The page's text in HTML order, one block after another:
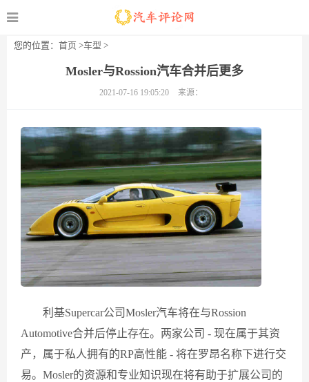
您的位置： 首页 >车型 >
Mosler与Rossion汽车合并后更多
2021-07-16 19:05:20 来源：
利基Supercar公司Mosler汽车将在与Rossion
Automotive合并后停止存在。两家公司 - 现在属于其资
产，属于私人拥有的RP高性能 - 将在罗昂名称下进行交
易。Mosler的资源和专业知识现在将有助于扩展公司的